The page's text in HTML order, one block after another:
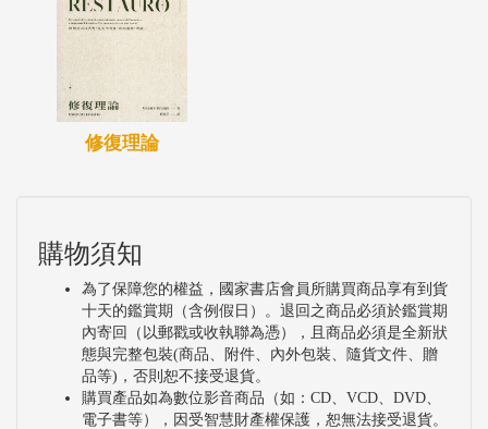
修復理論
購物須知
為了保障您的權益，國家書店會員所購買商品享有到貨
十天的鑑賞期（含例假日）。退回之商品必須於鑑賞期
內寄回（以郵戳或收執聯為憑），且商品必須是全新狀
態與完整包裝(商品、附件、內外包裝、隨貨文件、贈
品等)，否則恕不接受退貨。
購買產品如為數位影音商品（如：CD、VCD、DVD、
電子書等），因受智慧財產權保護，恕無法接受退貨。